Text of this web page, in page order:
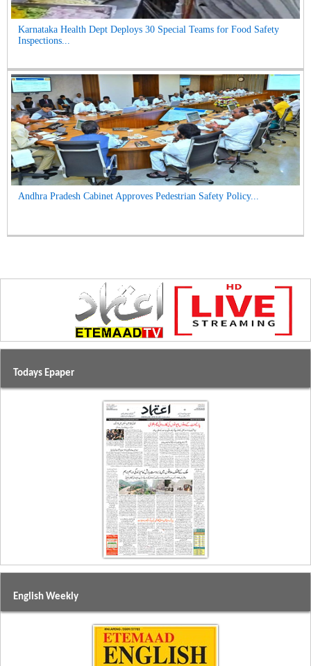
Karnataka Health Dept Deploys 30 Special Teams for Food Safety
Inspections...
Andhra Pradesh Cabinet Approves Pedestrian Safety Policy...
Todays Epaper
English Weekly